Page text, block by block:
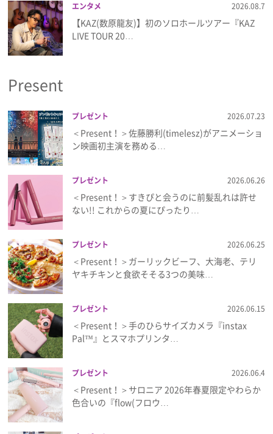
エンタメ 2026.08.7
【KAZ(数原龍友)】初のソロホールツアー『KAZ
LIVE TOUR 20…
Present
プレゼント 2026.07.23
＜Present！＞佐藤勝利(timelesz)がアニメーショ
ン映画初主演を務める…
プレゼント 2026.06.26
＜Present！＞すきぴと会うのに前髪乱れは許せ
ない!! これからの夏にぴったり…
プレゼント 2026.06.25
＜Present！＞ガーリックビーフ、大海老、テリ
ヤキチキンと食欲そそる3つの美味…
プレゼント 2026.06.15
＜Present！＞手のひらサイズカメラ『instax
Pal™』とスマホプリンタ…
プレゼント 2026.06.4
＜Present！＞サロニア 2026年春夏限定やわらか
色合いの『flow(フロウ…